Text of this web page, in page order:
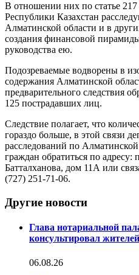
В отношении них по статье 217
Республики Казахстан
Алматинской области и в
создания финансовой
руководства ею.
Подозреваемые водворены в
содержания Алматинской
предварительного следствия
125 пострадавших лиц.
Следствие полагает, что
гораздо больше, в этой связи
расследований по
граждан обратиться по адресу:
Батталханова, дом 11А или
(727) 251-71-06.
Другие новости
Глава нотариальной
консультировал
06.08.26